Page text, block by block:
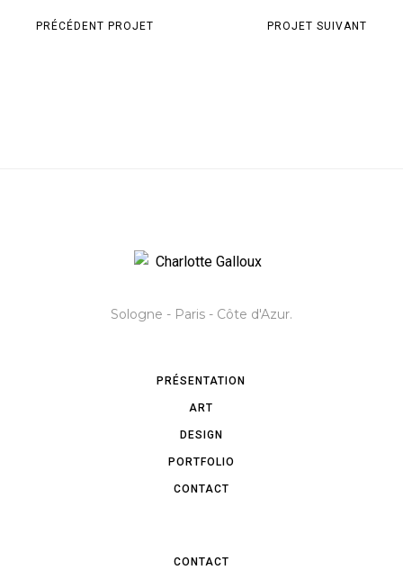
PRÉCÉDENT PROJET PROJET SUIVANT
PRÉSENTATION
ART
DESIGN
PORTFOLIO
CONTACT
Sologne - Paris - Côte d'Azur.
CONTACT